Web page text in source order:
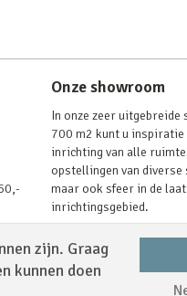
zijn. Graag
kunnen doen
Onze showroom
In onze zeer uitgebreide
700 m2 kunt u inspiratie
inrichting van alle
opstellingen van
maar ook sfeer in de
inrichtingsgebied.